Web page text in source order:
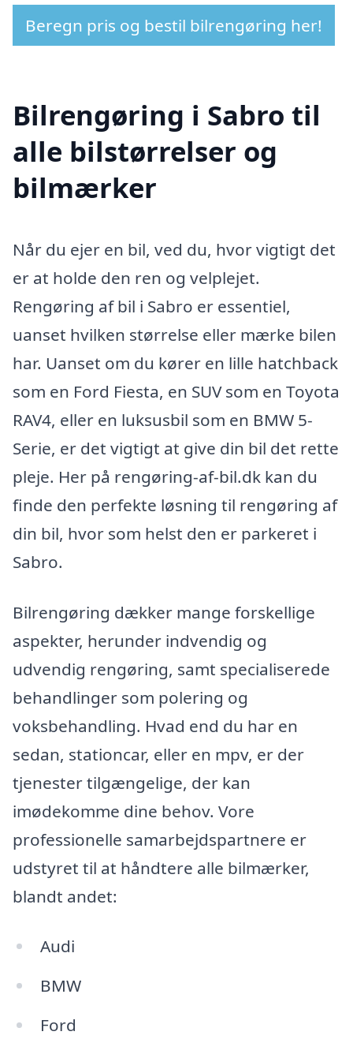
Beregn pris og bestil bilrengøring her!
Bilrengøring i Sabro til
alle bilstørrelser og
bilmærker
Når du ejer en bil, ved du, hvor vigtigt det
er at holde den ren og velplejet.
Rengøring af bil i Sabro er essentiel,
uanset hvilken størrelse eller mærke bilen
har. Uanset om du kører en lille hatchback
som en Ford Fiesta, en SUV som en Toyota
RAV4, eller en luksusbil som en BMW 5-
Serie, er det vigtigt at give din bil det rette
pleje. Her på rengøring-af-bil.dk kan du
finde den perfekte løsning til rengøring af
din bil, hvor som helst den er parkeret i
Sabro.
Bilrengøring dækker mange forskellige
aspekter, herunder indvendig og
udvendig rengøring, samt specialiserede
behandlinger som polering og
voksbehandling. Hvad end du har en
sedan, stationcar, eller en mpv, er der
tjenester tilgængelige, der kan
imødekomme dine behov. Vore
professionelle samarbejdspartnere er
udstyret til at håndtere alle bilmærker,
blandt andet:
Audi
BMW
Ford